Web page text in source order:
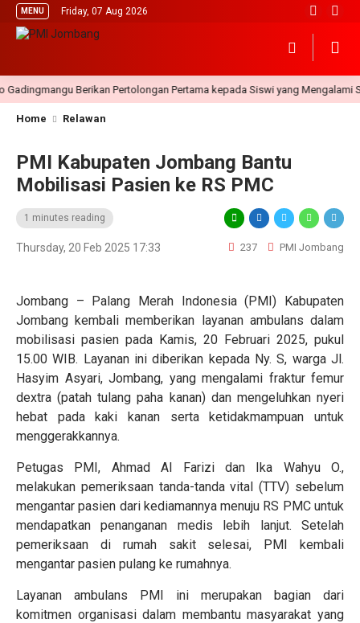
MENU Friday, 07 Aug 2026
Berikan Pertolongan Pertama kepada Siswi yang Mengalami
Home Relawan
PMI Kabupaten Jombang Bantu
Mobilisasi Pasien ke RS PMC
1 minutes reading
Thursday, 20 Feb 2025 17:33 237 PMI Jombang
Jombang – Palang Merah Indonesia (PMI) Kabupaten
Jombang kembali memberikan layanan ambulans dalam
mobilisasi pasien pada Kamis, 20 Februari 2025, pukul
15.00 WIB. Layanan ini diberikan kepada Ny. S, warga Jl.
Hasyim Asyari, Jombang, yang mengalami fraktur femur
dextra (patah tulang paha kanan) dan mengeluhkan nyeri
hebat pada kaki kanan serta ketidakmampuan untuk
menggerakkannya.
Petugas PMI, Ahmad Al Farizi dan Ika Wahyu O.,
melakukan pemeriksaan tanda-tanda vital (TTV) sebelum
mengantar pasien dari kediamannya menuju RS PMC untuk
mendapatkan penanganan medis lebih lanjut. Setelah
pemeriksaan di rumah sakit selesai, PMI kembali
mengantar pasien pulang ke rumahnya.
Layanan ambulans PMI ini merupakan bagian dari
komitmen organisasi dalam membantu masyarakat yang